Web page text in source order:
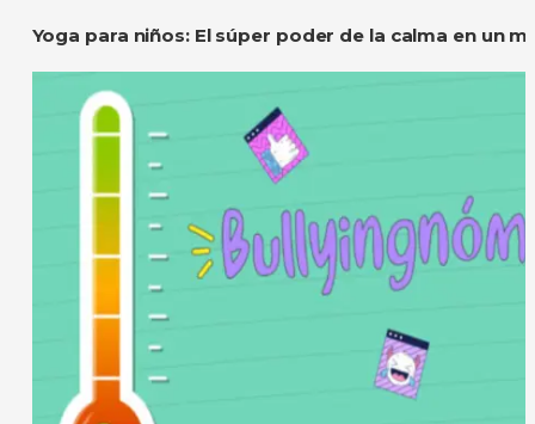
Yoga para niños: El súper poder de la calma en un